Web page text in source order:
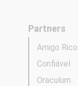
Partners
Amigo Rico
Confiável
Oraculum